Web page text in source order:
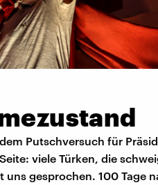
Putschversuch für
viele Türken, die
gesprochen. 100 Tage